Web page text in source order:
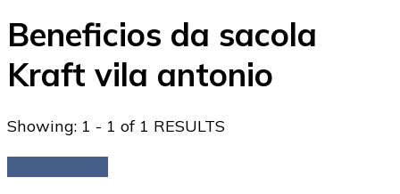
Beneficios da sacola
Kraft vila antonio
Showing: 1 - 1 of 1 RESULTS